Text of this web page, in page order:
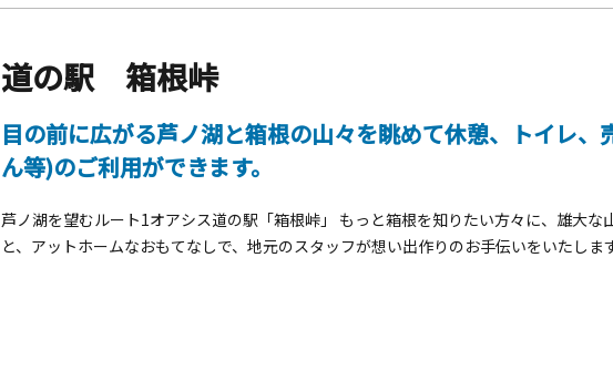
道の駅 箱根峠
目の前に広がる芦ノ湖と箱根の山々を眺めて休憩、トイレ、
ん等)のご利用ができます。
芦ノ湖を望むルート1オアシス道の駅「箱根峠」 もっと箱根を知りたい方々に、雄大な
と、アットホームなおもてなしで、地元のスタッフが想い出作りのお手伝いをいたしま